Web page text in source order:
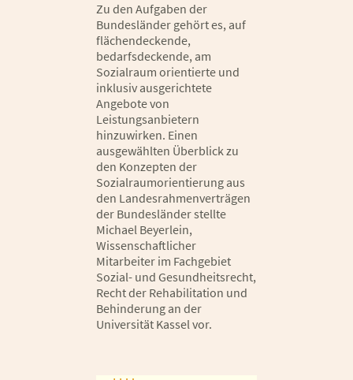
Zu den Aufgaben der
Bundesländer gehört es, auf
flächendeckende,
bedarfsdeckende, am
Sozialraum orientierte und
inklusiv ausgerichtete
Angebote von
Leistungsanbietern
hinzuwirken. Einen
ausgewählten Überblick zu
den Konzepten der
Sozialraumorientierung aus
den Landesrahmenverträgen
der Bundesländer stellte
Michael Beyerlein,
Wissenschaftlicher
Mitarbeiter im Fachgebiet
Sozial- und Gesundheitsrecht,
Recht der Rehabilitation und
Behinderung an der
Universität Kassel vor.